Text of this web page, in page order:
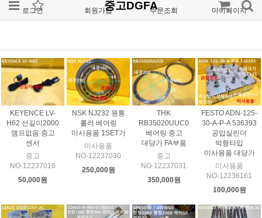
로그인 회원가입 주문조회 마이페이지
중고DGFA
KEYENCE LV-
H62 선길이2000
앰프없음 중고
센서
중고
NO-12237016
50,000원
NSK NJ232 원통
롤러 베어링
미사용품 1SET가
미사용품
NO-12237030
250,000원
THK
RB35020UUC0
베어링 중고
대당가 FA부품
중고
NO-12237031
350,000원
FESTO ADN-125-
30-A-P-A 536393
공압실린더
박형타입
미사용품 대당가
미사용품
NO-12236161
100,000원